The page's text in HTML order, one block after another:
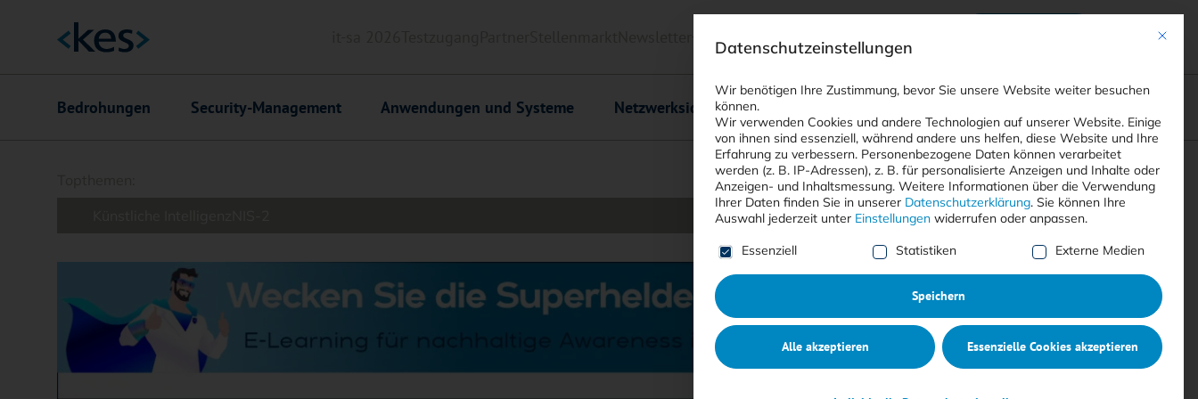
Suchen
<kes>+ Downloads
Hauptnavigation
Bedrohungen Security-Management Anwendungen und Systeme Netzwerksicherheit
Mit
Datenschutzeinstellungen
Wir benötigen Ihre Zustimmung, bevor Sie unsere Website weiter besuchen
können.
Wir verwenden Cookies und andere Technologien auf unserer Website. Einige
von ihnen sind essenziell, während andere uns helfen, diese Website und Ihre
Erfahrung zu verbessern. Personenbezogene Daten können verarbeitet
werden (z. B. IP-Adressen), z. B. für personalisierte Anzeigen und Inhalte oder
Anzeigen- und Inhaltsmessung. Weitere Informationen über die Verwendung
Ihrer Daten finden Sie in unserer Datenschutzerklärung. Sie können Ihre
Auswahl jederzeit unter Einstellungen widerrufen oder anpassen.
Es folgt eine Liste der Service-Gruppen, für die eine Einwilligung
Essenziell Statistiken Externe Medien
Speichern
Alle akzeptieren Essenzielle Cookies akzeptieren